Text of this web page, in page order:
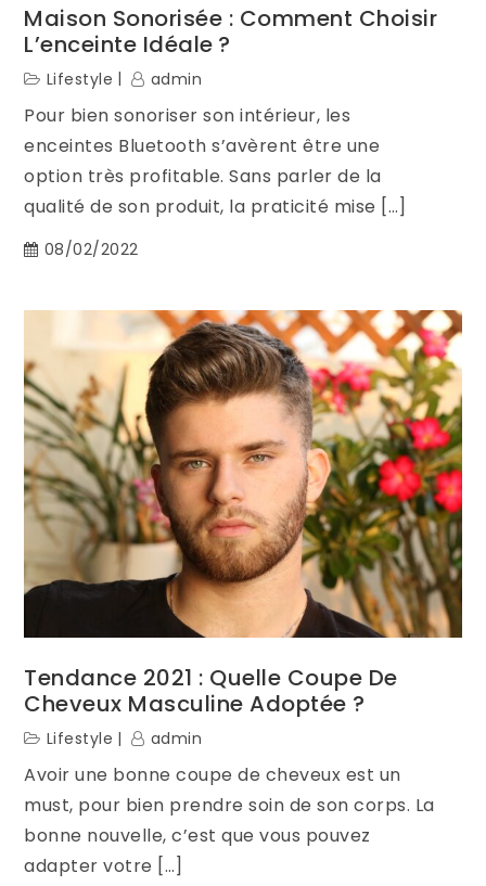
Maison Sonorisée : Comment Choisir
L’enceinte Idéale ?
Lifestyle admin
Pour bien sonoriser son intérieur, les
enceintes Bluetooth s’avèrent être une
option très profitable. Sans parler de la
qualité de son produit, la praticité mise […]
08/02/2022
Tendance 2021 : Quelle Coupe De
Cheveux Masculine Adoptée ?
Lifestyle admin
Avoir une bonne coupe de cheveux est un
must, pour bien prendre soin de son corps. La
bonne nouvelle, c’est que vous pouvez
adapter votre […]